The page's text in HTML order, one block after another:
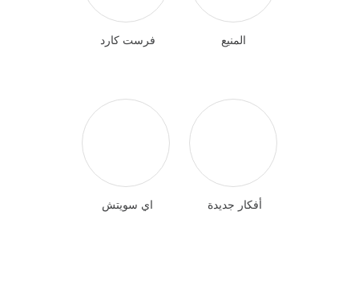
المنيع فرست كارد
أفكار جديدة اي سويتش